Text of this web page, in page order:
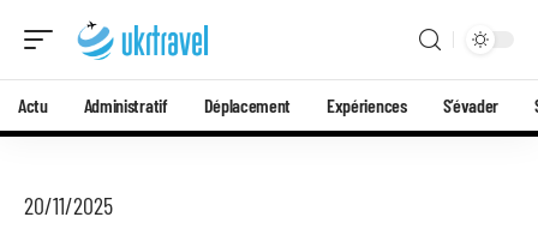
Actu Administratif Déplacement Expériences S’évader
20/11/2025